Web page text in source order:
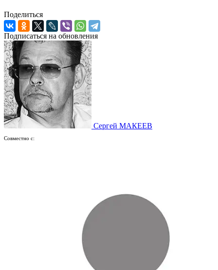
Поделиться
Подписаться на обновления
Сергей МАКЕЕВ
Совместно с: